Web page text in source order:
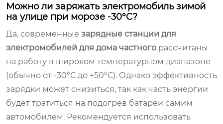
Можно ли заряжать электромобиль зимой
на улице при морозе -30°C?
Да, современные зарядные станции для
электромобилей для дома частного рассчитаны
на работу в широком температурном диапазоне
(обычно от -30°С до +50°С). Однако эффективность
зарядки может снизиться, так как часть энергии
будет тратиться на подогрев батареи самим
автомобилем. Рекомендуется использовать